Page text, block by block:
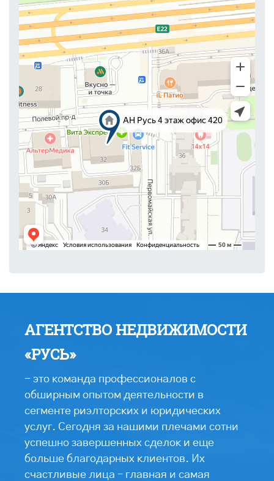
АГЕНТСТВО НЕДВИЖИМОСТИ
«РУСЬ»
- это команда профессионалов с
обширным опытом деятельности в
сегменте риэлторских и юридических
услуг. Сегодня за нашими плечами сотни
успешно завершенных сделок и еще
больше благодарных клиентов. Их
счастливые лица – главная и самая